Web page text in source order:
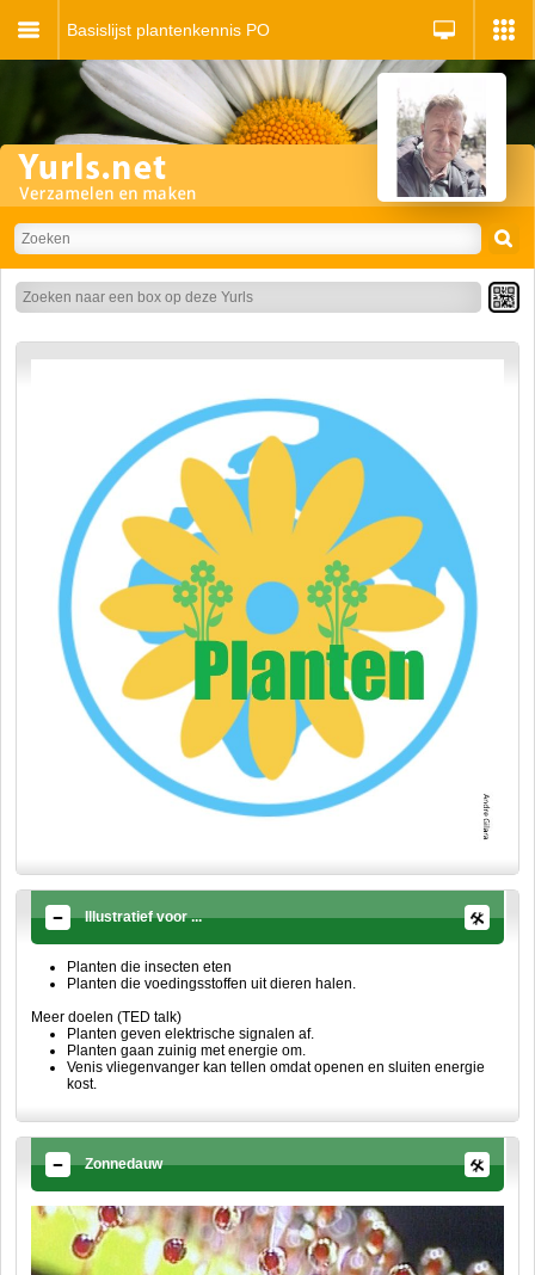
Basislijst plantenkennis PO
Illustratief voor ...
Planten die insecten eten
Planten die voedingsstoffen uit dieren halen.
Meer doelen (TED talk)
Planten geven elektrische signalen af.
Planten gaan zuinig met energie om.
Venis vliegenvanger kan tellen omdat openen en sluiten energie
kost.
Zonnedauw